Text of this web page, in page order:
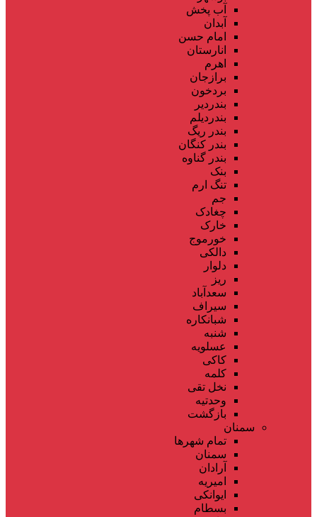
آب پخش
آبدان
امام حسن
انارستان
اهرم
برازجان
بردخون
بندردیر
بندردیلم
بندر ریگ
بندر کنگان
بندر گناوه
بنک
تنگ ارم
جم
چغادک
خارک
خورموج
دالکی
دلوار
ریز
سعدآباد
سیراف
شبانکاره
شنبه
عسلویه
کاکی
کلمه
نخل تقی
وحدتیه
بازگشت
سمنان
تمام شهر‌ها
سمنان
آرادان
امیریه
ایوانکی
بسطام